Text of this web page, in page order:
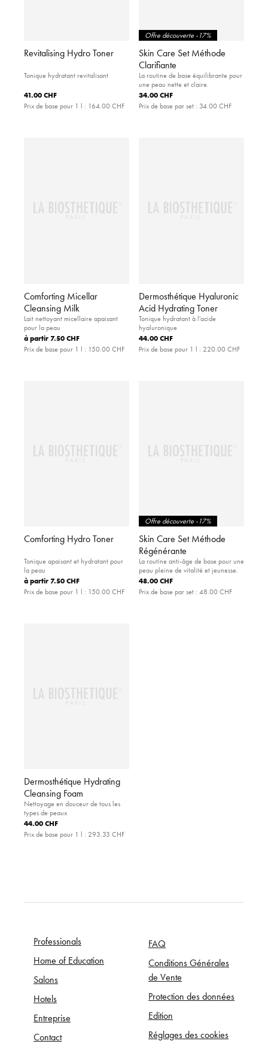
Revitalising Hydro Toner
Tonique hydratant revitalisant
41.00 CHF
Prix de base pour 1 l : 164.00 CHF
Offre découverte -17%
Skin Care Set Méthode
Clarifiante
La routine de base équilibrante pour
une peau nette et claire.
34.00 CHF
Prix de base par set : 34.00 CHF
Comforting Micellar
Cleansing Milk
Lait nettoyant micellaire apaisant
pour la peau
à partir 7.50 CHF
Prix de base pour 1 l : 150.00 CHF
Dermosthétique Hyaluronic
Acid Hydrating Toner
Tonique hydratant à l'acide
hyaluronique
44.00 CHF
Prix de base pour 1 l : 220.00 CHF
Comforting Hydro Toner
Tonique apaisant et hydratant pour
la peau
à partir 7.50 CHF
Prix de base pour 1 l : 150.00 CHF
Offre découverte -17%
Skin Care Set Méthode
Régénérante
La routine anti-âge de base pour une
peau pleine de vitalité et jeunesse.
48.00 CHF
Prix de base par set : 48.00 CHF
Dermosthétique Hydrating
Cleansing Foam
Nettoyage en douceur de tous les
types de peaux
44.00 CHF
Prix de base pour 1 l : 293.33 CHF
Professionals
Home of Education
Salons
Hotels
Entreprise
Contact
FAQ
Conditions Générales
de Vente
Protection des données
Edition
Réglages des cookies